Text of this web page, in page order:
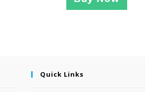
Quick Links